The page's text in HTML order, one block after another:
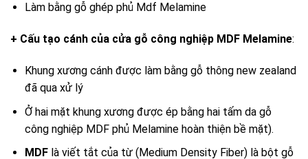
Làm bằng gỗ ghép phủ Mdf Melamine
+ Cấu tạo cánh của cửa gỗ công nghiệp MDF Melamine:
Khung xương cánh được làm bằng gỗ thông new zealand
đã qua xử lý
Ở hai mặt khung xương được ép bằng hai tấm da gỗ
công nghiệp MDF phủ Melamine hoàn thiện bề mặt).
MDFlà viết tắt của từ (Medium Density Fiber) là bột gỗ